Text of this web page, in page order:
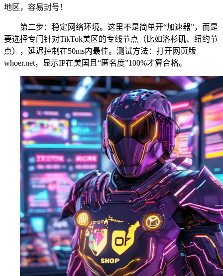
地区，容易封号！
第二步：稳定网络环境。这里不是简单开“加速器”，而是
要选择专门针对TikTok美区的专线节点（比如洛杉矶、纽约节
点），延迟控制在50ms内最佳。测试方法：打开网页版
whoer.net，显示IP在美国且“匿名度”100%才算合格。